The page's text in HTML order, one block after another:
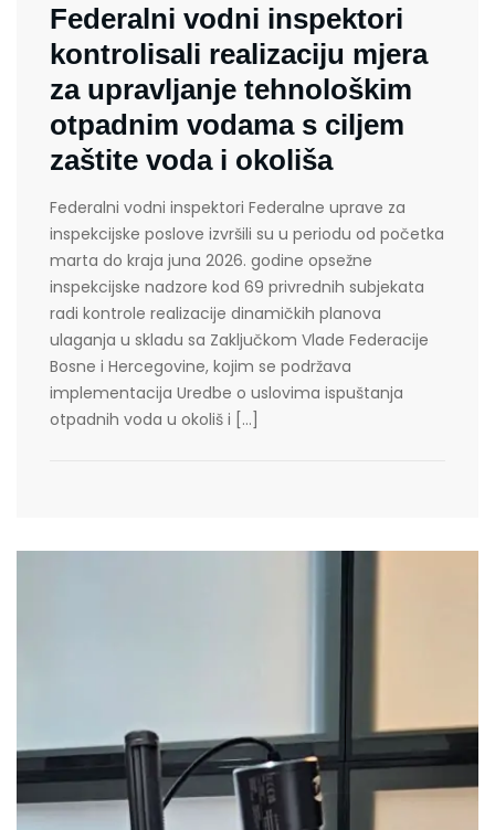
Federalni vodni inspektori
kontrolisali realizaciju mjera
za upravljanje tehnološkim
otpadnim vodama s ciljem
zaštite voda i okoliša
Federalni vodni inspektori Federalne uprave za
inspekcijske poslove izvršili su u periodu od početka
marta do kraja juna 2026. godine opsežne
inspekcijske nadzore kod 69 privrednih subjekata
radi kontrole realizacije dinamičkih planova
ulaganja u skladu sa Zaključkom Vlade Federacije
Bosne i Hercegovine, kojim se podržava
implementacija Uredbe o uslovima ispuštanja
otpadnih voda u okoliš i […]